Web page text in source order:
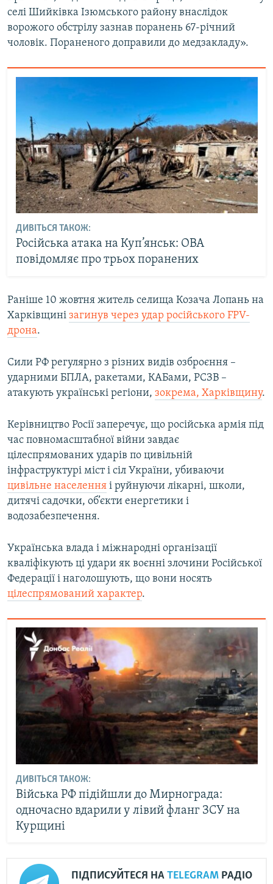
селі Шийківка Ізюмського району внаслідок
ворожого обстрілу зазнав поранень 67-річний
чоловік. Пораненого доправили до медзакладу».
ДИВІТЬСЯ ТАКОЖ:
Російська атака на Куп’янськ: ОВА
повідомляє про трьох поранених
Раніше 10 жовтня житель селища Козача Лопань на
Харківщині загинув через удар російського FPV-
дрона.
Сили РФ регулярно з різних видів озброєння –
ударними БПЛА, ракетами, КАБами, РСЗВ –
атакують українські регіони, зокрема, Харківщину.
Керівництво Росії заперечує, що російська армія під
час повномасштабної війни завдає
цілеспрямованих ударів по цивільній
інфраструктурі міст і сіл України, убиваючи
цивільне населення і руйнуючи лікарні, школи,
дитячі садочки, об’єкти енергетики і
водозабезпечення.
Українська влада і міжнародні організації
кваліфікують ці удари як воєнні злочини Російської
Федерації і наголошують, що вони носять
цілеспрямований характер.
ДИВІТЬСЯ ТАКОЖ:
Війська РФ підійшли до Мирнограда:
одночасно вдарили у лівий фланг ЗСУ на
Курщині
ПІДПИСУЙТЕСЯ НА TELEGRAM РАДІО